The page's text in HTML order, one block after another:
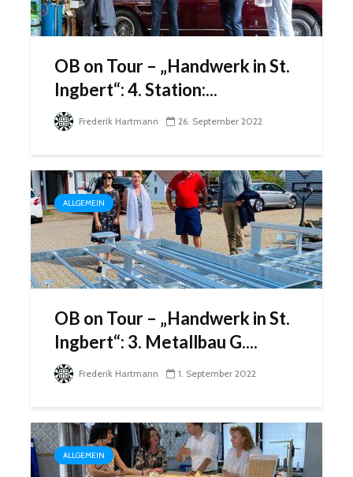
OB on Tour – „Handwerk in St.
Ingbert“: 4. Station:...
Frederik Hartmann 26. September 2022
ALLGEMEIN
OB on Tour – „Handwerk in St.
Ingbert“: 3. Metallbau G....
Frederik Hartmann 1. September 2022
ALLGEMEIN